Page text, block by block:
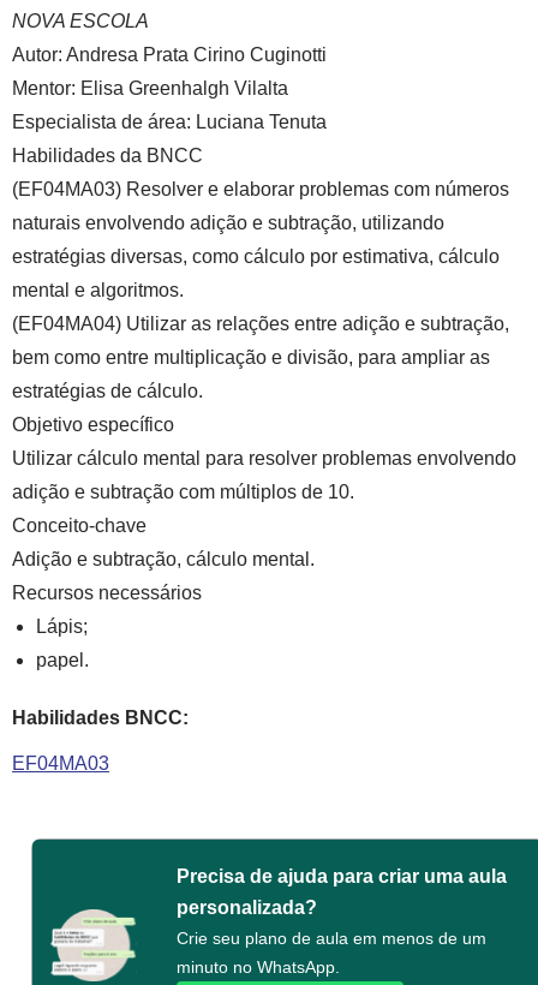
NOVA ESCOLA
Autor: Andresa Prata Cirino Cuginotti
Mentor: Elisa Greenhalgh Vilalta
Especialista de área: Luciana Tenuta
Habilidades da BNCC
(EF04MA03) Resolver e elaborar problemas com números
naturais envolvendo adição e subtração, utilizando
estratégias diversas, como cálculo por estimativa, cálculo
mental e algoritmos.
(EF04MA04) Utilizar as relações entre adição e subtração,
bem como entre multiplicação e divisão, para ampliar as
estratégias de cálculo.
Objetivo específico
Utilizar cálculo mental para resolver problemas envolvendo
adição e subtração com múltiplos de 10.
Conceito-chave
Adição e subtração, cálculo mental.
Recursos necessários
Lápis;
papel.
Habilidades BNCC:
EF04MA03
Precisa de ajuda para criar uma aula
personalizada?
Crie seu plano de aula em menos de um
minuto no WhatsApp.